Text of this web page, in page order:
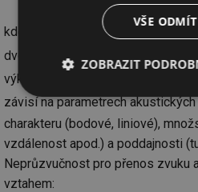
kde
je akustický výkon
dvojitou konstrukcí bez
výkon přenášený akustickými
závisí na parametrech
charakteru (bodové, liniové),
vzdálenost apod.) a poddajnosti
Neprůzvučnost pro přenos zvuku
vztahem:
VŠE
ZOBRAZIT
Nezbytně
nutné
soubory